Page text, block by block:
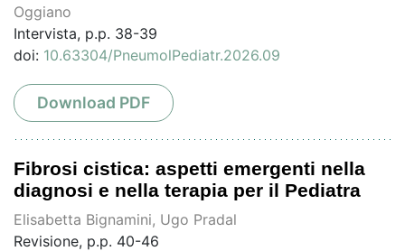
Oggiano
Intervista, p.p. 38-39
doi: 10.63304/PneumolPediatr.2026.09
Download PDF
Fibrosi cistica: aspetti emergenti nella
diagnosi e nella terapia per il Pediatra
Elisabetta Bignamini, Ugo Pradal
Revisione, p.p. 40-46